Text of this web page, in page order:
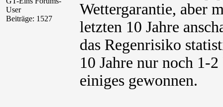
User
Beiträge: 1527
Wettergarantie, aber
letzten 10 Jahre
das Regenrisiko
10 Jahre nur noch 1-
einiges gewonnen.